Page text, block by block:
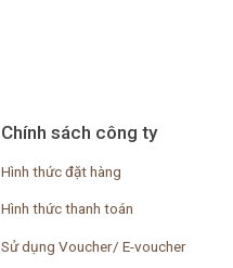
Chính sách công ty
Hình thức đặt hàng
Hình thức thanh toán
Sử dụng Voucher/ E-voucher